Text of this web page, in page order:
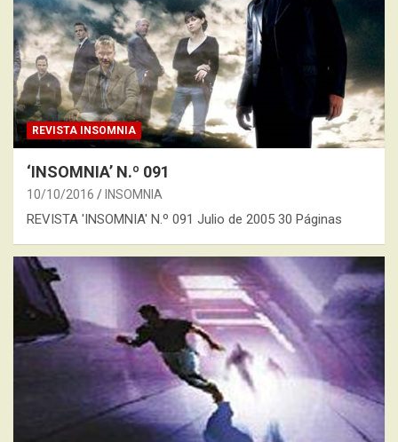
REVISTA INSOMNIA
‘INSOMNIA’ N.º 091
10/10/2016 INSOMNIA
REVISTA 'INSOMNIA' N.º 091 Julio de 2005 30 Páginas